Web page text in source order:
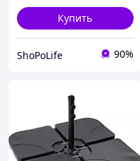
Купить
ShoPoLife 90%